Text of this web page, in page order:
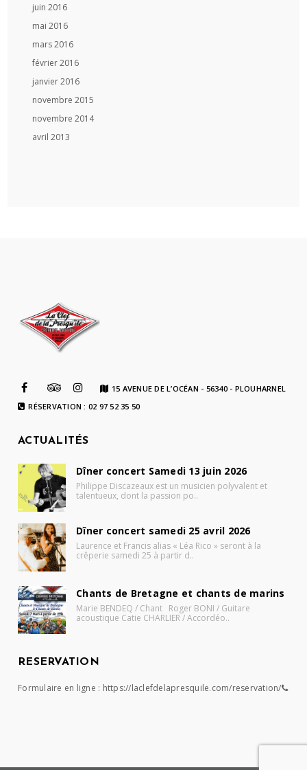
juin 2016
mai 2016
mars 2016
février 2016
janvier 2016
novembre 2015
novembre 2014
avril 2013
15 AVENUE DE L’OCÉAN - 56340 - PLOUHARNEL
RÉSERVATION : 02 97 52 35 50
ACTUALITÉS
Dîner concert Samedi 13 juin 2026
Philippe Discazeaux est un musicien polyvalent et
talentueux, dont la passion po..
Dîner concert samedi 25 avril 2026
Laurence et Francis alias « Léa Rico » seront à la
crêperie samedi 25 à partir d..
Chants de Bretagne et chants de marins
Marie BENDEQ / Chant Roger BONI / Guitare
acoustique Catie CHARLIER / Accordéo..
RESERVATION
Formulaire en ligne : https://laclefdelapresquile.com/reservation/